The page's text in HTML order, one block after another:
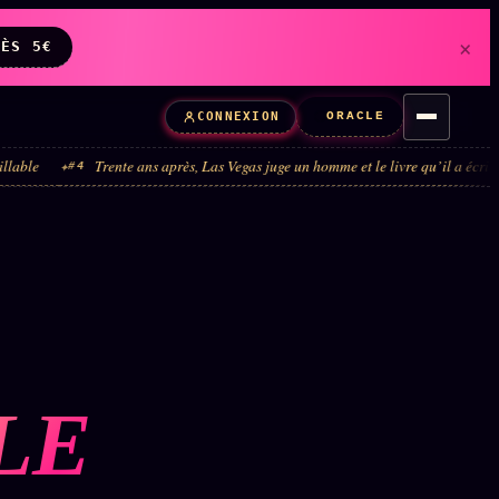
5€ ×
CONNEXION ORACLE
Trente ans après, Las Vegas juge un homme et le livre qu’il a écrit #5